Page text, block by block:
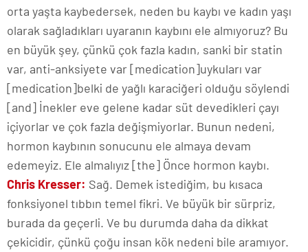
orta yaşta kaybedersek, neden bu kaybı ve kadın yaşı
olarak sağladıkları uyaranın kaybını ele almıyoruz? Bu
en büyük şey, çünkü çok fazla kadın, sanki bir statin
var, anti-anksiyete var [medication]uykuları var
[medication]belki de yağlı karaciğeri olduğu söylendi
[and] İnekler eve gelene kadar süt devedikleri çayı
içiyorlar ve çok fazla değişmiyorlar. Bunun nedeni,
hormon kaybının sonucunu ele almaya devam
edemeyiz. Ele almalıyız [the] Önce hormon kaybı.
Chris Kresser: Sağ. Demek istediğim, bu kısaca
fonksiyonel tıbbın temel fikri. Ve büyük bir sürpriz,
burada da geçerli. Ve bu durumda daha da dikkat
çekicidir, çünkü çoğu insan kök nedeni bile aramıyor.